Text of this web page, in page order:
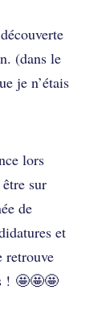
(dans le
je n’étais
lors
sur
de
et
retrouve
! 🤩🤩🤩